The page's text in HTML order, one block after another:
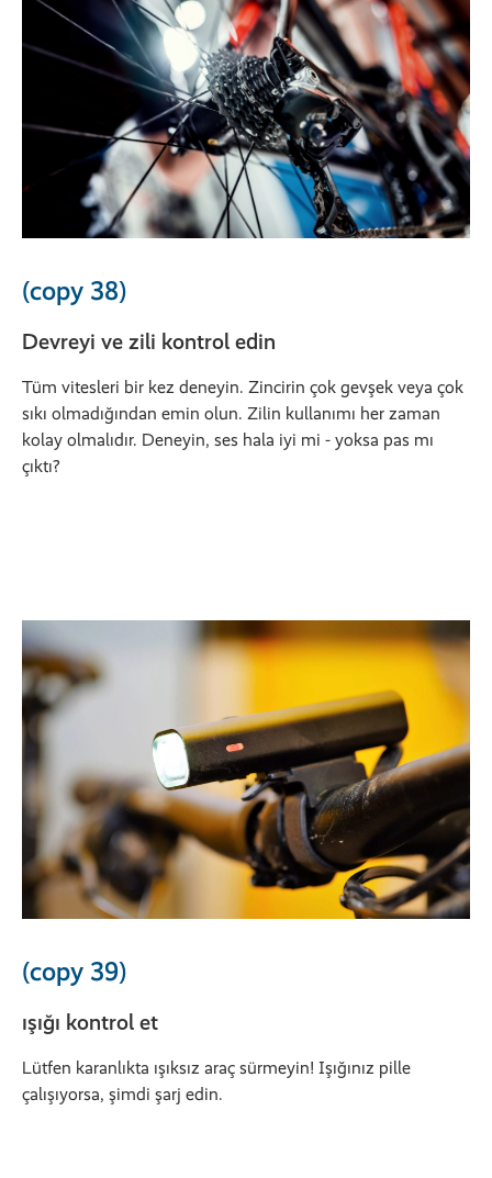
(copy 38)
Devreyi ve zili kontrol edin
Tüm vitesleri bir kez deneyin. Zincirin çok gevşek veya çok
sıkı olmadığından emin olun. Zilin kullanımı her zaman
kolay olmalıdır. Deneyin, ses hala iyi mi - yoksa pas mı
çıktı?
(copy 39)
ışığı kontrol et
Lütfen karanlıkta ışıksız araç sürmeyin! Işığınız pille
çalışıyorsa, şimdi şarj edin.